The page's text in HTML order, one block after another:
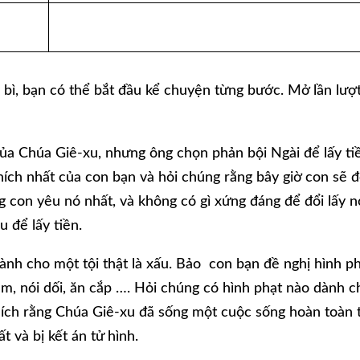
bạn có thể bắt đầu kể chuyện từng bước. Mở lần
Chúa Giê-xu, nhưng ông chọn phản bội Ngài để lấy
nhất của con bạn và hỏi chúng rằng bây giờ con sẽ
con yêu nó nhất, và không có gì xứng đáng để đổi lấy
để lấy tiền.
cho một tội thật là xấu. Bảo con bạn đề nghị hình
nói dối, ăn cắp …. Hỏi chúng có hình phạt nào dành
rằng Chúa Giê-xu đã sống một cuộc sống hoàn toàn
và bị kết án tử hình.